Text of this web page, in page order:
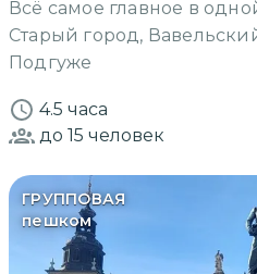
Всё самое главное в
Старый город,
Подгуже
4.5 часа
до 15 человек
ГРУППОВАЯ
пешком